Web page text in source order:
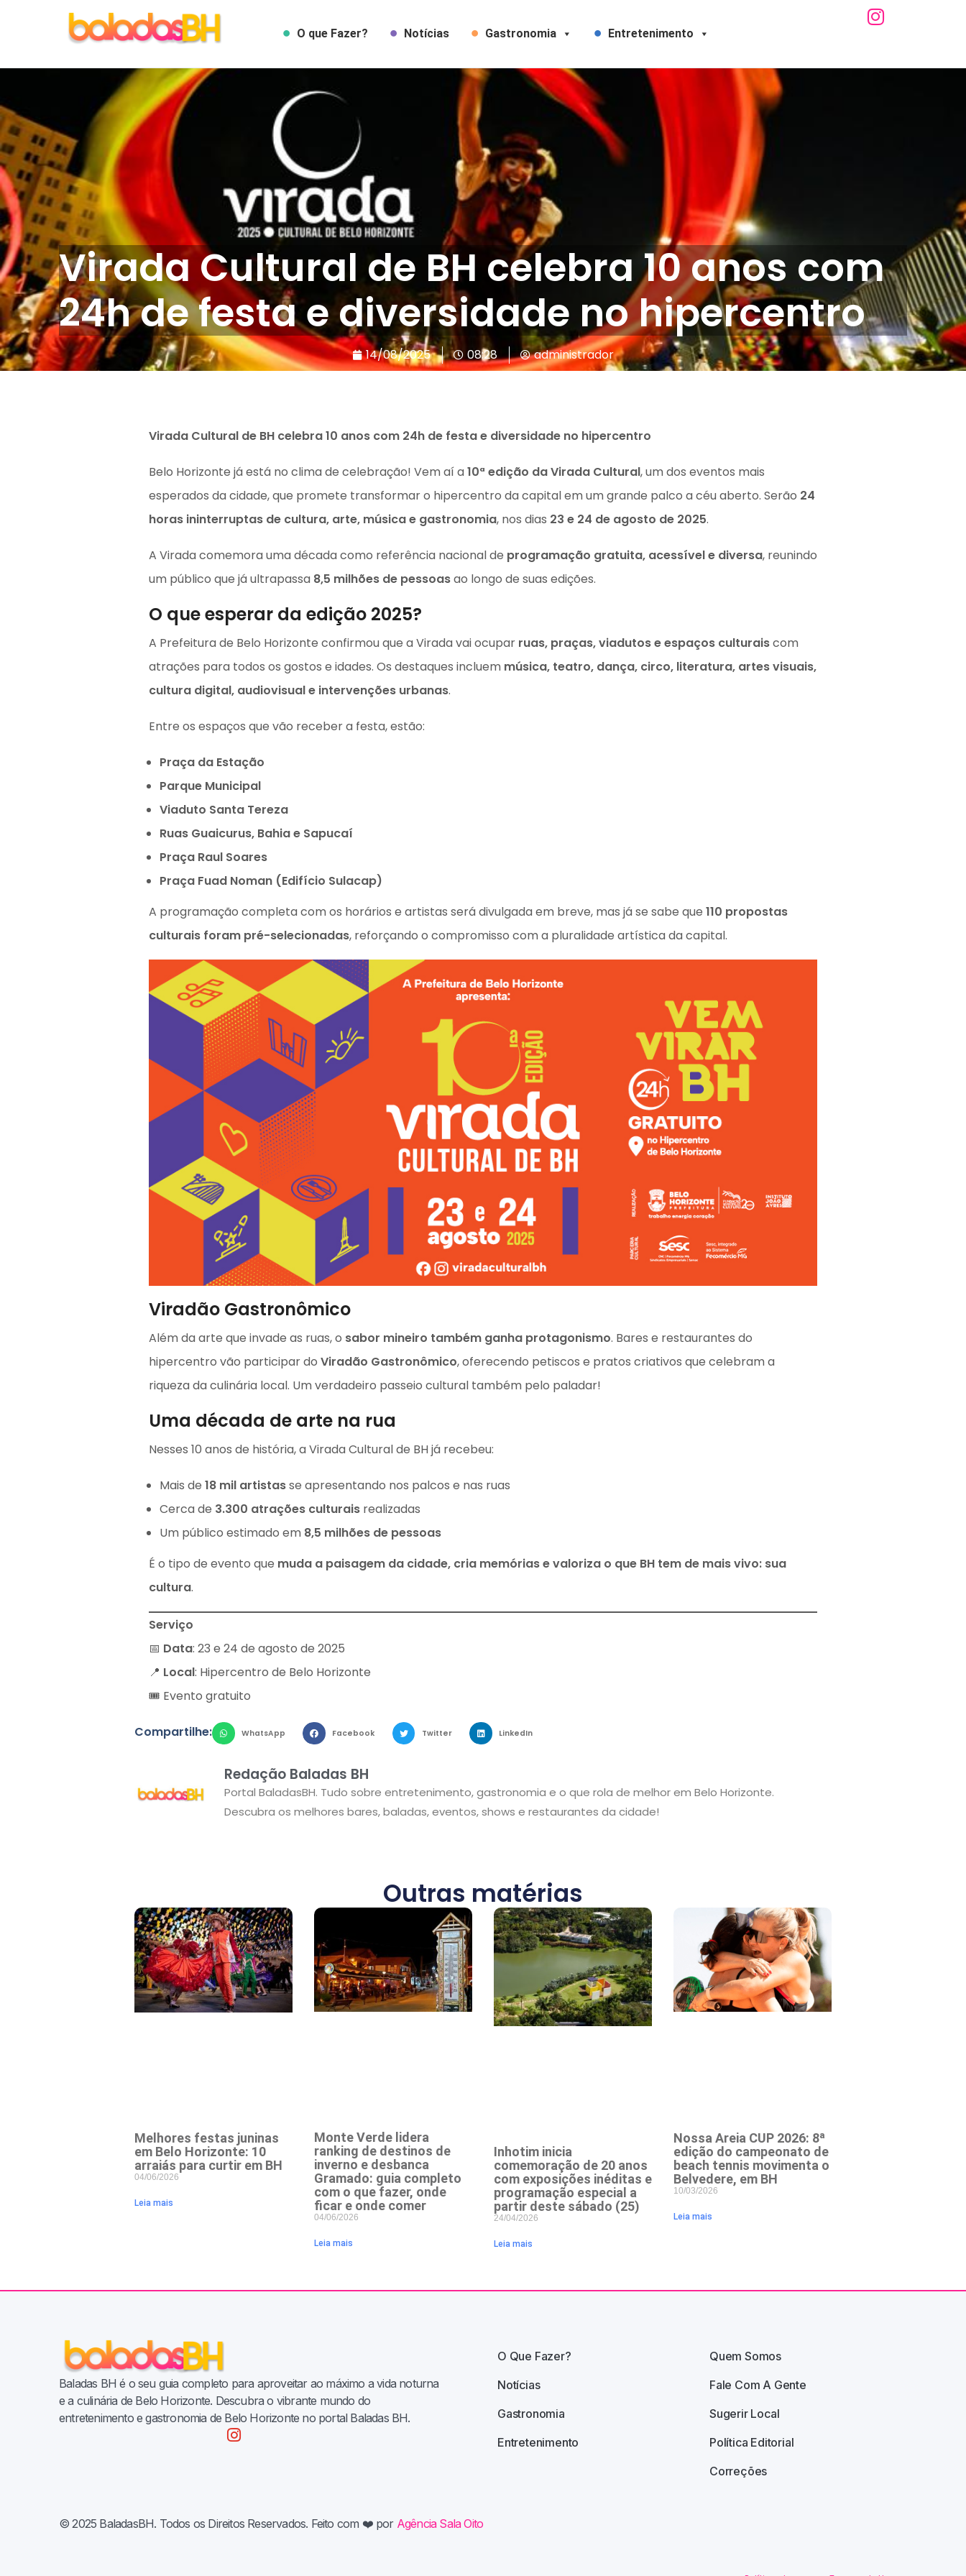
O que Fazer? Notícias Gastronomia Entretenimento
Virada Cultural de BH celebra 10 anos com
24h de festa e diversidade no hipercentro
14/08/2025 08:28 administrador
Virada Cultural de BH celebra 10 anos com 24h de festa e diversidade no hipercentro
Belo Horizonte já está no clima de celebração! Vem aí a 10ª edição da Virada Cultural, um dos eventos mais
esperados da cidade, que promete transformar o hipercentro da capital em um grande palco a céu aberto. Serão 24
horas ininterruptas de cultura, arte, música e gastronomia, nos dias 23 e 24 de agosto de 2025.
A Virada comemora uma década como referência nacional de programação gratuita, acessível e diversa, reunindo
um público que já ultrapassa 8,5 milhões de pessoasao longo de suas edições.
O que esperar da edição 2025?
A Prefeitura de Belo Horizonte confirmou que a Virada vai ocupar ruas, praças, viadutos e espaços culturaiscom
atrações para todos os gostos e idades. Os destaques incluem música, teatro, dança, circo, literatura, artes visuais,
cultura digital, audiovisual e intervenções urbanas.
Entre os espaços que vão receber a festa, estão:
Praça da Estação
Parque Municipal
Viaduto Santa Tereza
Ruas Guaicurus, Bahia e Sapucaí
Praça Raul Soares
Praça Fuad Noman (Edifício Sulacap)
A programação completa com os horários e artistas será divulgada em breve, mas já se sabe que 110 propostas
culturais foram pré-selecionadas, reforçando o compromisso com a pluralidade artística da capital.
Viradão Gastronômico
Além da arte que invade as ruas, o sabor mineiro também ganha protagonismo. Bares e restaurantes do
hipercentro vão participar do Viradão Gastronômico, oferecendo petiscos e pratos criativos que celebram a
riqueza da culinária local. Um verdadeiro passeio cultural também pelo paladar!
Uma década de arte na rua
Nesses 10 anos de história, a Virada Cultural de BH já recebeu:
Mais de 18 mil artistasse apresentando nos palcos e nas ruas
Cerca de 3.300 atrações culturais realizadas
Um público estimado em 8,5 milhões de pessoas
É o tipo de evento que muda a paisagem da cidade, cria memórias e valoriza o que BH tem de mais vivo: sua
cultura.
Serviço
📅 Data: 23 e 24 de agosto de 2025
📍 Local: Hipercentro de Belo Horizonte
🎟 Evento gratuito
Compartilhe: WhatsApp Facebook Twitter LinkedIn
Redação Baladas BH
Portal BaladasBH. Tudo sobre entretenimento, gastronomia e o que rola de melhor em Belo Horizonte.
Descubra os melhores bares, baladas, eventos, shows e restaurantes da cidade!
Outras matérias
Melhores festas juninas
em Belo Horizonte: 10
arraiás para curtir em BH
04/06/2026
Leia mais
Monte Verde lidera
ranking de destinos de
inverno e desbanca
Gramado: guia completo
com o que fazer, onde
ficar e onde comer
04/06/2026
Leia mais
Inhotim inicia
comemoração de 20 anos
com exposições inéditas e
programação especial a
partir deste sábado (25)
24/04/2026
Leia mais
Nossa Areia CUP 2026: 8ª
edição do campeonato de
beach tennis movimenta o
Belvedere, em BH
10/03/2026
Leia mais
Baladas BH é o seu guia completo para aproveitar ao máximo a vida noturna
e a culinária de Belo Horizonte. Descubra o vibrante mundo do
entretenimento e gastronomia de Belo Horizonte no portal Baladas BH.
O Que Fazer?
Notícias
Gastronomia
Entretenimento
Quem Somos
Fale Com A Gente
Sugerir Local
Política Editorial
Correções
© 2025 BaladasBH. Todos os Direitos Reservados. Feito com ❤️ por Agência Sala Oito